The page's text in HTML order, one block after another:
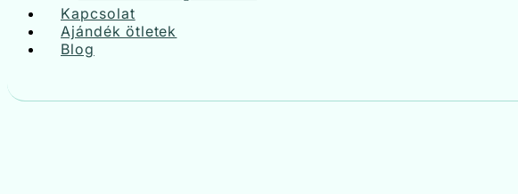
Kapcsolat
Ajándék ötletek
Blog